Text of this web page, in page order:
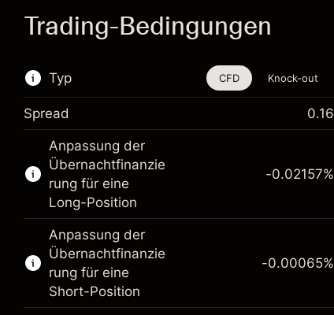
Trading-Bedingungen
Typ
Dieses Finanzinstrument steht für das Traden
über CFDs und Knock-outs zur Verfügung.
Erfahren Sie mehr über:
CFDs
Knock-outs
CFD Knock-out
Spread 0.16
Anpassung der
Übernachtfinanzie
rung für eine
Long-Position
-0.02157%
Anpassung der
Übernachtfinanzie
rung für eine
Short-Position
-0.00065%